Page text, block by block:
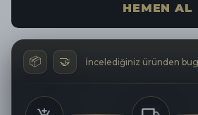
HEMEN AL
📦 🤝 İncelediğiniz üründen